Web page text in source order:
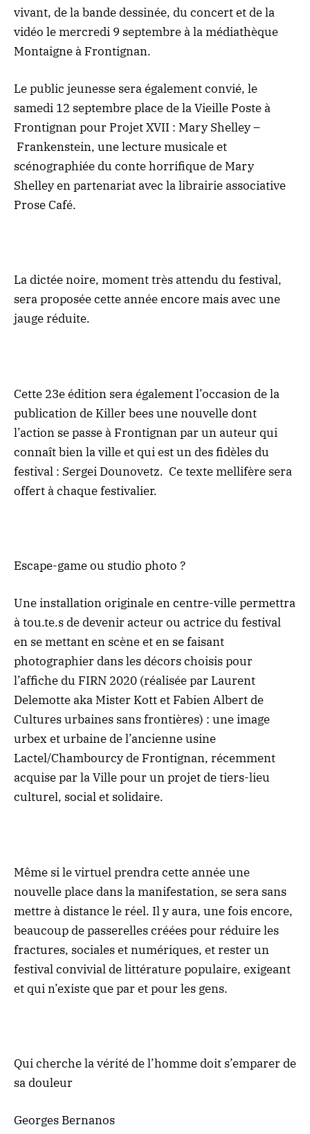
vivant, de la bande dessinée, du concert et de la
vidéo le mercredi 9 septembre à la médiathèque
Montaigne à Frontignan.
Le public jeunesse sera également convié, le
samedi 12 septembreplace de la Vieille Poste à
Frontignan pour Projet XVII : Mary Shelley –
Frankenstein, une lecture musicale et
scénographiée du conte horrifique de Mary
Shelley en partenariat avec la librairie associative
Prose Café.
La dictée noire, moment très attendu du festival,
sera proposée cette année encore mais avec une
jauge réduite.
Cette 23e édition sera également l’occasion de la
publication de Killer bees une nouvelle dont
l’action se passe à Frontignan par un auteur qui
connaît bien la ville et qui est un des fidèles du
festival : Sergei Dounovetz. Ce texte mellifère sera
offert à chaque festivalier.
Escape-game ou studio photo ?
Une installation originale en centre-ville permettra
à tou.te.s de devenir acteur ou actrice du festival
en se mettant en scène et en se faisant
photographier dans les décors choisis pour
l’affiche du FIRN 2020 (réalisée par Laurent
Delemotte aka Mister Kott et Fabien Albert de
Cultures urbaines sans frontières) : une image
urbex et urbaine de l’ancienne usine
Lactel/Chambourcy de Frontignan, récemment
acquise par la Ville pour un projet de tiers-lieu
culturel, social et solidaire.
Même si le virtuel prendra cette année une
nouvelle place dans la manifestation, se sera sans
mettre à distance le réel. Il y aura, une fois encore,
beaucoup de passerelles créées pour réduire les
fractures, sociales et numériques, et rester un
festival convivial de littérature populaire, exigeant
et qui n’existe que par et pour les gens.
Qui cherche la vérité de l’homme doit s’emparer de
sa douleur
Georges Bernanos